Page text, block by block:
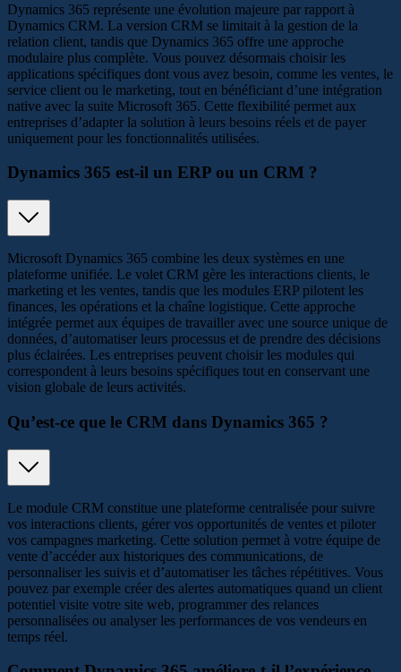
Dynamics 365 représente une évolution majeure par rapport à
Dynamics CRM. La version CRM se limitait à la gestion de la
relation client, tandis que Dynamics 365 offre une approche
modulaire plus complète. Vous pouvez désormais choisir les
applications spécifiques dont vous avez besoin, comme les ventes, le
service client ou le marketing, tout en bénéficiant d’une intégration
native avec la suite Microsoft 365. Cette flexibilité permet aux
entreprises d’adapter la solution à leurs besoins réels et de payer
uniquement pour les fonctionnalités utilisées.
Dynamics 365 est-il un ERP ou un CRM ?
Microsoft Dynamics 365 combine les deux systèmes en une
plateforme unifiée. Le volet CRM gère les interactions clients, le
marketing et les ventes, tandis que les modules ERP pilotent les
finances, les opérations et la chaîne logistique. Cette approche
intégrée permet aux équipes de travailler avec une source unique de
données, d’automatiser leurs processus et de prendre des décisions
plus éclairées. Les entreprises peuvent choisir les modules qui
correspondent à leurs besoins spécifiques tout en conservant une
vision globale de leurs activités.
Qu’est-ce que le CRM dans Dynamics 365 ?
Le module CRM constitue une plateforme centralisée pour suivre
vos interactions clients, gérer vos opportunités de ventes et piloter
vos campagnes marketing. Cette solution permet à votre équipe de
vente d’accéder aux historiques des communications, de
personnaliser les suivis et d’automatiser les tâches répétitives. Vous
pouvez par exemple créer des alertes automatiques quand un client
potentiel visite votre site web, programmer des relances
personnalisées ou analyser les performances de vos vendeurs en
temps réel.